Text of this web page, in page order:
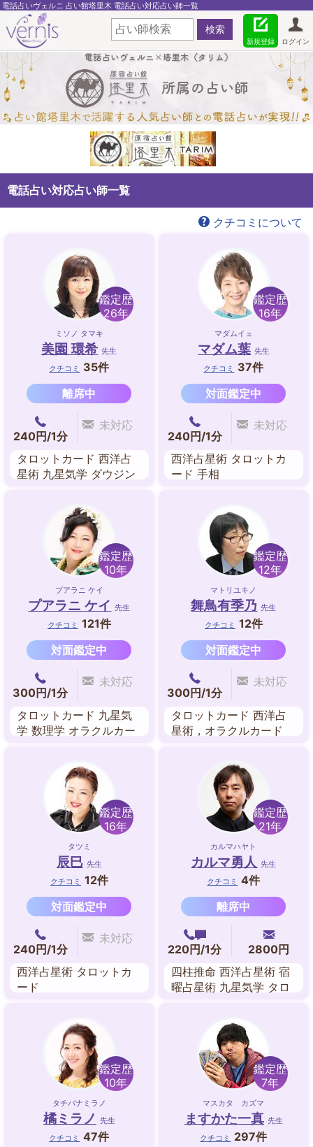
電話占いヴェルニ 占い館塔里木 電話占い対応占い師一覧
ログイン
新規登録
電話占い対応占い師一覧
クチコミについて
鑑定歴
26年
ミソノ タマキ
美園 環希 先生
クチコミ
35件
離席中
240円/1分
未対応
タロットカード 西洋占
星術 九星気学 ダウジン
鑑定歴
16年
マダムイェ
マダム葉 先生
クチコミ
37件
対面鑑定中
240円/1分
未対応
西洋占星術 タロットカ
ード 手相
鑑定歴
10年
プアラニ ケイ
プアラニ ケイ 先生
クチコミ 121件
対面鑑定中
300円/1分
未対応
タロットカード 九星気
学 数理学 オラクルカー
鑑定歴
12年
マトリユキノ
舞鳥有季乃 先生
クチコミ 12件
対面鑑定中
300円/1分
未対応
タロットカード 西洋占
星術，オラクルカード
鑑定歴
16年
タツミ
辰巳 先生
クチコミ 12件
対面鑑定中
240円/1分
未対応
西洋占星術 タロットカ
ード
鑑定歴
21年
カルマハヤト
カルマ勇人 先生
クチコミ
4件
離席中
220円/1分
2800円
四柱推命 西洋占星術 宿
曜占星術 九星気学 タロ
鑑定歴
10年
タチバナミラノ
橘ミラノ 先生
クチコミ
47件
鑑定歴
7年
マスカタ カズマ
ますかた一真 先生
クチコミ
297件